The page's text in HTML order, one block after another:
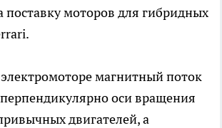
поставку моторов для гибридных
магнитный поток
оси вращения
двигателей, а